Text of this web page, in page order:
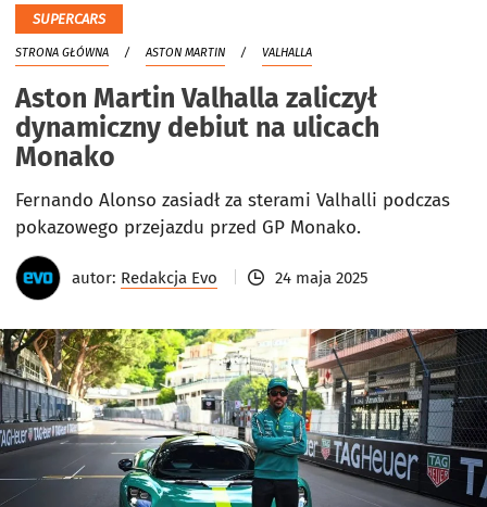
SUPERCARS
STRONA GŁÓWNA ASTON MARTIN VALHALLA
Aston Martin Valhalla zaliczył
dynamiczny debiut na ulicach
Monako
Fernando Alonso zasiadł za sterami Valhalli podczas
pokazowego przejazdu przed GP Monako.
autor: Redakcja Evo 24 maja 2025